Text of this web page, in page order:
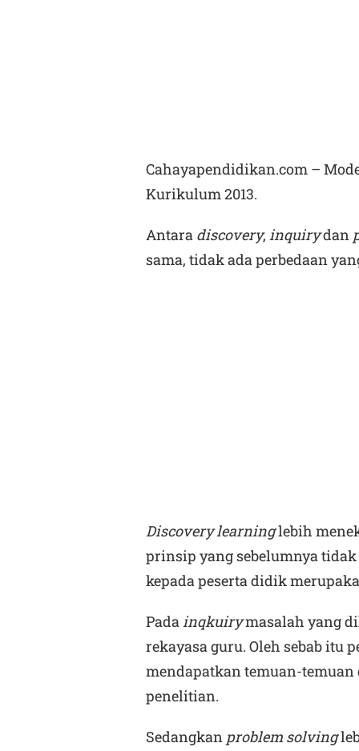
Cahayapendidikan.com –
Kurikulum 2013.
Antara discovery, inquirydan
sama, tidak ada perbedaan
Discovery learninglebih
prinsip yang sebelumnya
kepada peserta didik
Padainqkuirymasalah yang
rekayasa guru. Oleh sebab itu
mendapatkan temuan-
penelitian.
Sedangkan problem solving